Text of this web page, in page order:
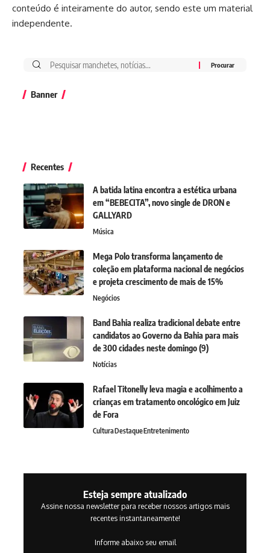
conteúdo é inteiramente do autor, sendo este um material
independente.
Banner
Recentes
A batida latina encontra a estética urbana
em “BEBECITA”, novo single de DRON e
GALLYARD
Música
Mega Polo transforma lançamento de
coleção em plataforma nacional de negócios
e projeta crescimento de mais de 15%
Negócios
Band Bahia realiza tradicional debate entre
candidatos ao Governo da Bahia para mais
de 300 cidades neste domingo (9)
Notícias
Rafael Titonelly leva magia e acolhimento a
crianças em tratamento oncológico em Juiz
de Fora
CulturaDestaqueEntretenimento
Esteja sempre atualizado
Assine nossa newsletter para receber nossos artigos mais
recentes instantaneamente!
Informe abaixo seu email